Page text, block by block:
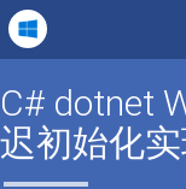
C# dotnet
迟初始化